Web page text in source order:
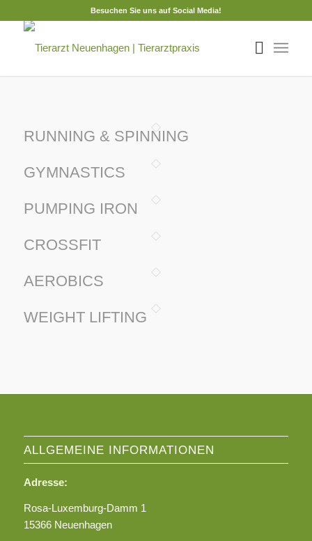
Besuchen Sie uns auf Social Media!
RUNNING & SPINNING
GYMNASTICS
PUMPING IRON
CROSSFIT
AEROBICS
WEIGHT LIFTING
ALLGEMEINE INFORMATIONEN
Adresse:
Rosa-Luxemburg-Damm 1
15366 Neuenhagen